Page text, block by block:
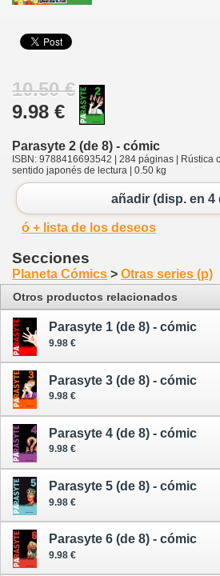
10.50 €
9.98 €
Parasyte 2 (de 8) - cómic
ISBN: 9788416693542 | 284 páginas | Rústica
sentido japonés de lectura | 0.50 kg
añadir (disp. en 4
ó + lista de los deseos
Secciones
Planeta Cómics > Otras series (p)
Otros productos relacionados
Parasyte 1 (de 8) - cómic
9.98 €
Parasyte 3 (de 8) - cómic
9.98 €
Parasyte 4 (de 8) - cómic
9.98 €
Parasyte 5 (de 8) - cómic
9.98 €
Parasyte 6 (de 8) - cómic
9.98 €